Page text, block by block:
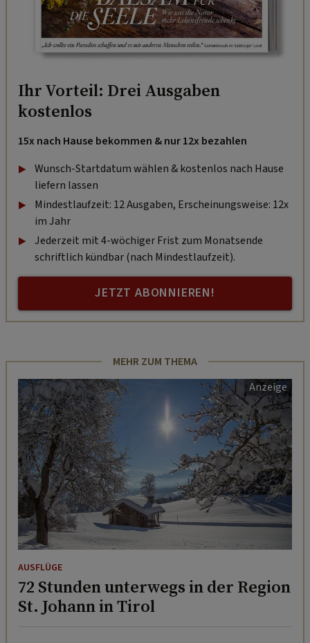
Ihr Vorteil: Drei Ausgaben
kostenlos
15x nach Hause bekommen & nur 12x bezahlen
Wunsch-Startdatum wählen & kostenlos nach Hause
liefern lassen
Mindestlaufzeit: 12 Ausgaben, Erscheinungsweise: 12x
im Jahr
Jederzeit mit 4-wöchiger Frist zum Monatsende
schriftlich kündbar (nach Mindestlaufzeit).
JETZT ABONNIEREN!
MEHR ZUM THEMA
AUSFLÜGE
72 Stunden unterwegs in der Region
St. Johann in Tirol